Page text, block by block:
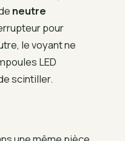
neutre
pour
le voyant ne
LED
scintiller.